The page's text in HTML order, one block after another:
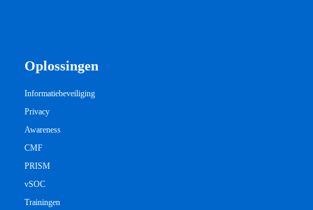
Oplossingen
Informatiebeveiliging
Privacy
Awareness
CMF
PRISM
vSOC
Trainingen